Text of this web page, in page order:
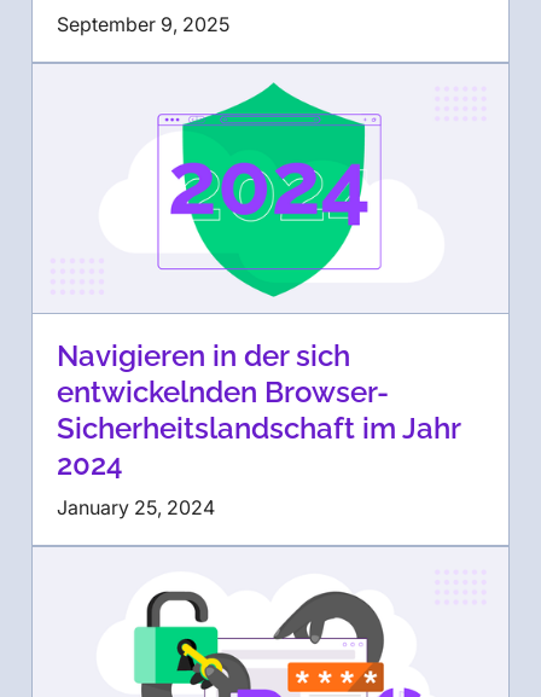
September 9, 2025
Navigieren in der sich
entwickelnden Browser-
Sicherheitslandschaft im Jahr
2024
January 25, 2024